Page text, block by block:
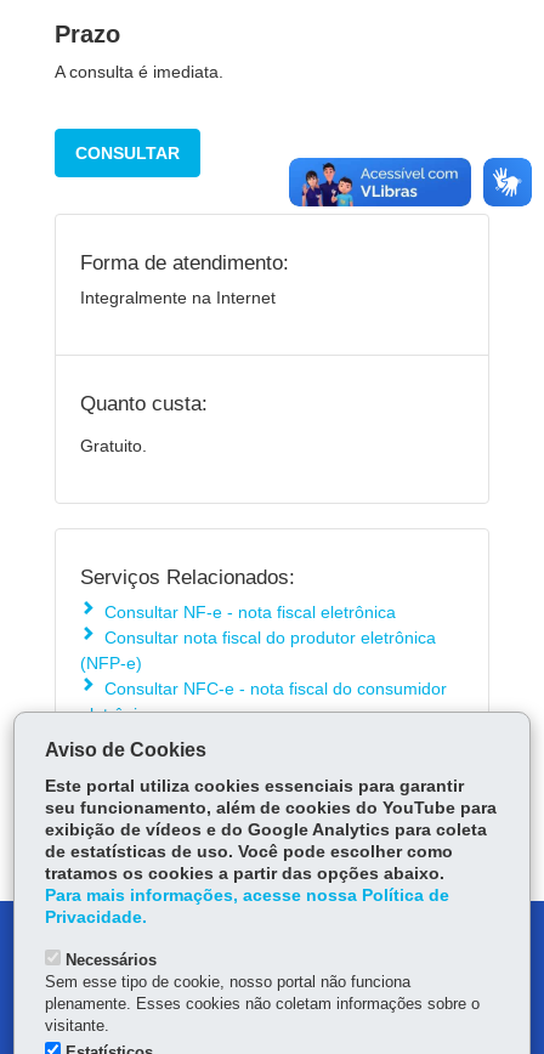
Prazo
A consulta é imediata.
CONSULTAR
Forma de atendimento:
Integralmente na Internet
Quanto custa:
Gratuito.
Serviços Relacionados:
Consultar NF-e - nota fiscal eletrônica
Consultar nota fiscal do produtor eletrônica
(NFP-e)
Consultar NFC-e - nota fiscal do consumidor
eletrônica
ÓRGÃO RESPONSÁVEL
DEIXE SUA OPINIÃO
MAPA DO SITE
OUVIDORIA
Aviso de Cookies
Este portal utiliza cookies essenciais para garantir
seu funcionamento, além de cookies do YouTube para
exibição de vídeos e do Google Analytics para coleta
de estatísticas de uso. Você pode escolher como
tratamos os cookies a partir das opções abaixo.
Para mais informações, acesse nossa Política de
Privacidade.
Necessários
Sem esse tipo de cookie, nosso portal não funciona
plenamente. Esses cookies não coletam informações sobre o
visitante.